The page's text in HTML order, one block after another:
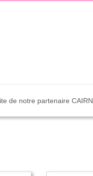
de notre partenaire CAIRN